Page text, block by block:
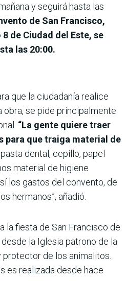
y seguirá hasta las
de San Francisco,
de Ciudad del Este, se
las 20:00.
que la ciudadanía realice
obra, se pide principalmente
“La gente quiere traer
para que traiga material de
dental, cepillo, papel
material de higiene
los gastos del convento, de
hermanos”, añadió.
la fiesta de San Francisco de
la Iglesia patrono de la
de los animalitos.
es realizada desde hace